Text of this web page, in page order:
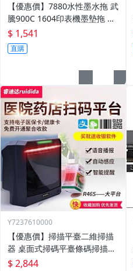
【優惠價】7880水性墨水拖 武
騰900C 1604印表機墨墊拖 設
備配件 墨水託零件
$ 1,541
直購
Y7237610000
【優惠價】掃描平臺二維掃描
器 桌面式掃碼平臺條碼掃描器
手機支付超市收銀
$ 2,844